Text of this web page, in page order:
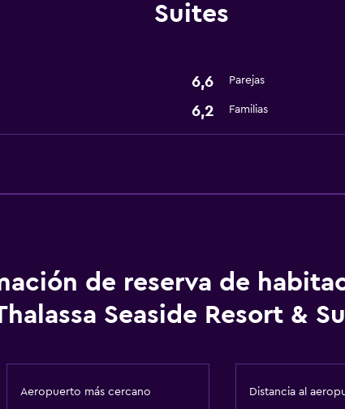
Aire libre
Comedor
Aire acondicionado
Suites
6,6 Parejas
6,2 Familias
de reserva de
Seaside Resort &
Aeropuerto más cercano Distancia al